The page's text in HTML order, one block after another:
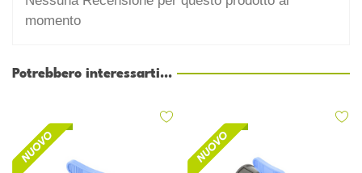
momento
Potrebbero interessarti...